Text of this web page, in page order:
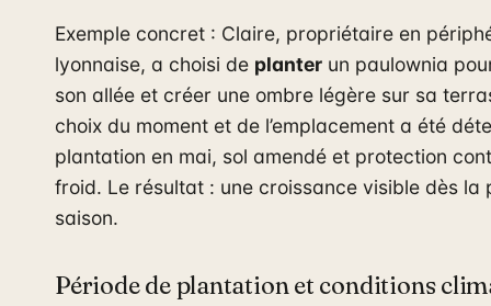
Exemple concret : Claire, propriétaire en
lyonnaise, a choisi de planter un paulownia
son allée et créer une ombre légère sur sa
choix du moment et de l’emplacement a été
plantation en mai, sol amendé et protection
froid. Le résultat : une croissance visible dès la
saison.
Période de plantation et conditions